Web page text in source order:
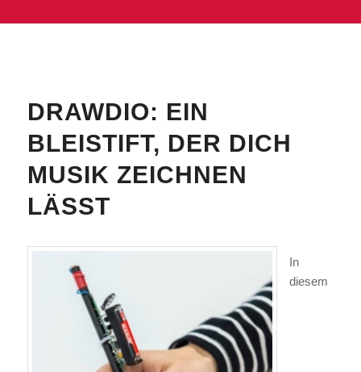
DRAWDIO: EIN
BLEISTIFT, DER DICH
MUSIK ZEICHNEN
LÄSST
In
diesem